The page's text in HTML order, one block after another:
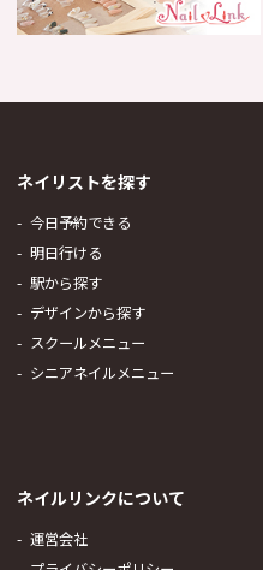
ネイリストを探す
今日予約できる
明日行ける
駅から探す
デザインから探す
スクールメニュー
シニアネイルメニュー
ネイルリンクについて
運営会社